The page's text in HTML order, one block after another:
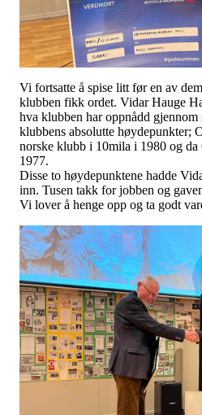
Vi fortsatte å spise litt før en av
klubben fikk ordet. Vidar Hauge
hva klubben har oppnådd
klubbens absolutte høydepunkter;
norske klubb i 10mila i 1980 og
1977.
Disse to høydepunktene hadde
inn. Tusen takk for jobben og
Vi lover å henge opp og ta godt